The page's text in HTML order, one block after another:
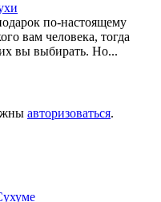
по-настоящему
вам человека, тогда
вы выбирать. Но...
авторизоваться.